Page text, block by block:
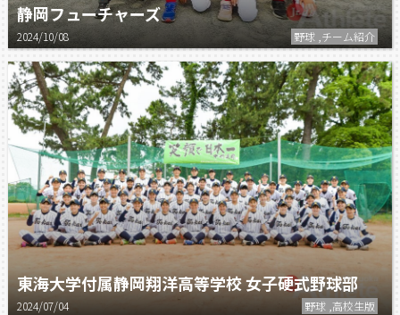
静岡フューチャーズ
2024/10/08 野球 ,チーム紹介
東海大学付属静岡翔洋高等学校 女子硬式野球部
2024/07/04 野球 ,高校生版